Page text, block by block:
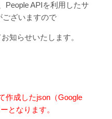
People APIを利用したサ
ございますので
知らせいたします。
作成したjson（Google
となります。